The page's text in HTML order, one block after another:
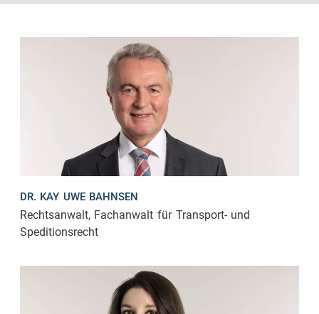
DR. KAY UWE BAHNSEN
Rechtsanwalt, Fachanwalt für Transport- und
Speditionsrecht